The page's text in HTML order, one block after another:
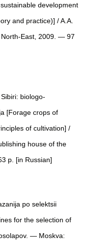
development
and practice)] / A.A.
East, 2009. — 97
biologo-
[Forage crops of
of cultivation] /
house of the
p. [in Russian]
po selektsii
for the selection of
— Moskva: